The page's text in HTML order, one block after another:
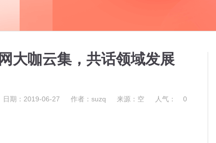
大咖云集，共话领域发展
日期：2019-06-27 作者：suzq 来源：空 人气： 0